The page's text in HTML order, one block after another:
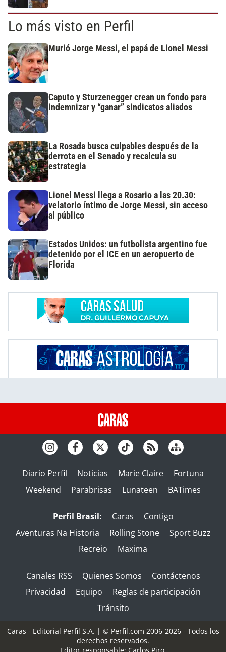
Lo más visto en Perfil
Murió Jorge Messi, el papá de Lionel Messi
Caputo y Sturzenegger crean un fondo para
indemnizar y “ganar” sindicatos aliados
La Rosada busca culpables después de la
derrota en el Senado y recalcula su
estrategia
Lionel Messi llega a Rosario a las 20.30:
velatorio íntimo de Jorge Messi, sin acceso
al público
Estados Unidos: un futbolista argentino fue
detenido por el ICE en un aeropuerto de
Florida
Diario Perfil Noticias Marie Claire
Fortuna
Weekend
Parabrisas Lunateen BATimes
Perfil Brasil: Caras
Contigo
Aventuras Na Historia
Rolling Stone
Sport Buzz
Recreio
Maxima
Canales RSS Quienes Somos
Contáctenos
Privacidad
Equipo
Reglas de participación
Tránsito
Caras - Editorial Perfil S.A. | © Perfil.com 2006-2026 - Todos los
derechos reservados.